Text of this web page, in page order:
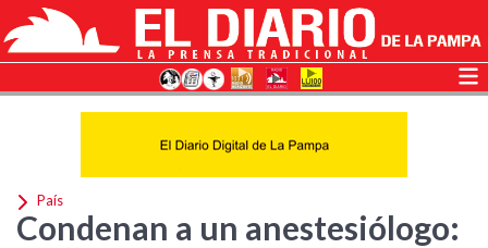
País
Condenan a un anestesiólogo: